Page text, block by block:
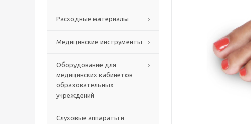
Расходные материалы
Медицинские инструменты
Оборудование для
медицинских кабинетов
образовательных
учреждений
Слуховые аппараты и